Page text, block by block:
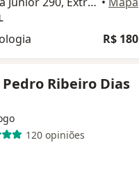
R$ 180
Pedro Ribeiro Dias
120 opiniões